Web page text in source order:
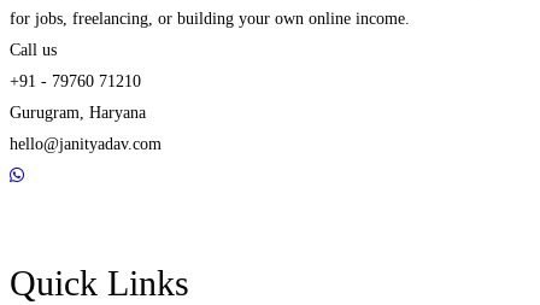
for jobs, freelancing, or building your own online income.
Call us
+91 - 79760 71210
Gurugram, Haryana
hello@janityadav.com
Quick Links